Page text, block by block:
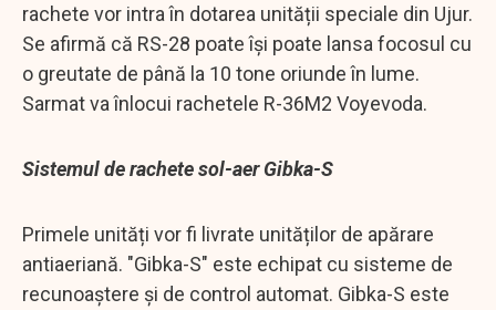
rachete vor intra în dotarea unității speciale din Ujur.
Se afirmă că RS-28 poate își poate lansa focosul cu
o greutate de până la 10 tone oriunde în lume.
Sarmat va înlocui rachetele R-36M2 Voyevoda.
Sistemul de rachete sol-aer Gibka-S
Primele unități vor fi livrate unităților de apărare
antiaeriană. "Gibka-S" este echipat cu sisteme de
recunoaștere și de control automat. Gibka-S este